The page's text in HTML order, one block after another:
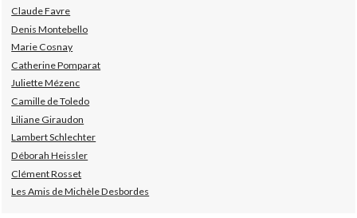
Claude Favre
Denis Montebello
Marie Cosnay
Catherine Pomparat
Juliette Mézenc
Camille de Toledo
Liliane Giraudon
Lambert Schlechter
Déborah Heissler
Clément Rosset
Les Amis de Michèle Desbordes